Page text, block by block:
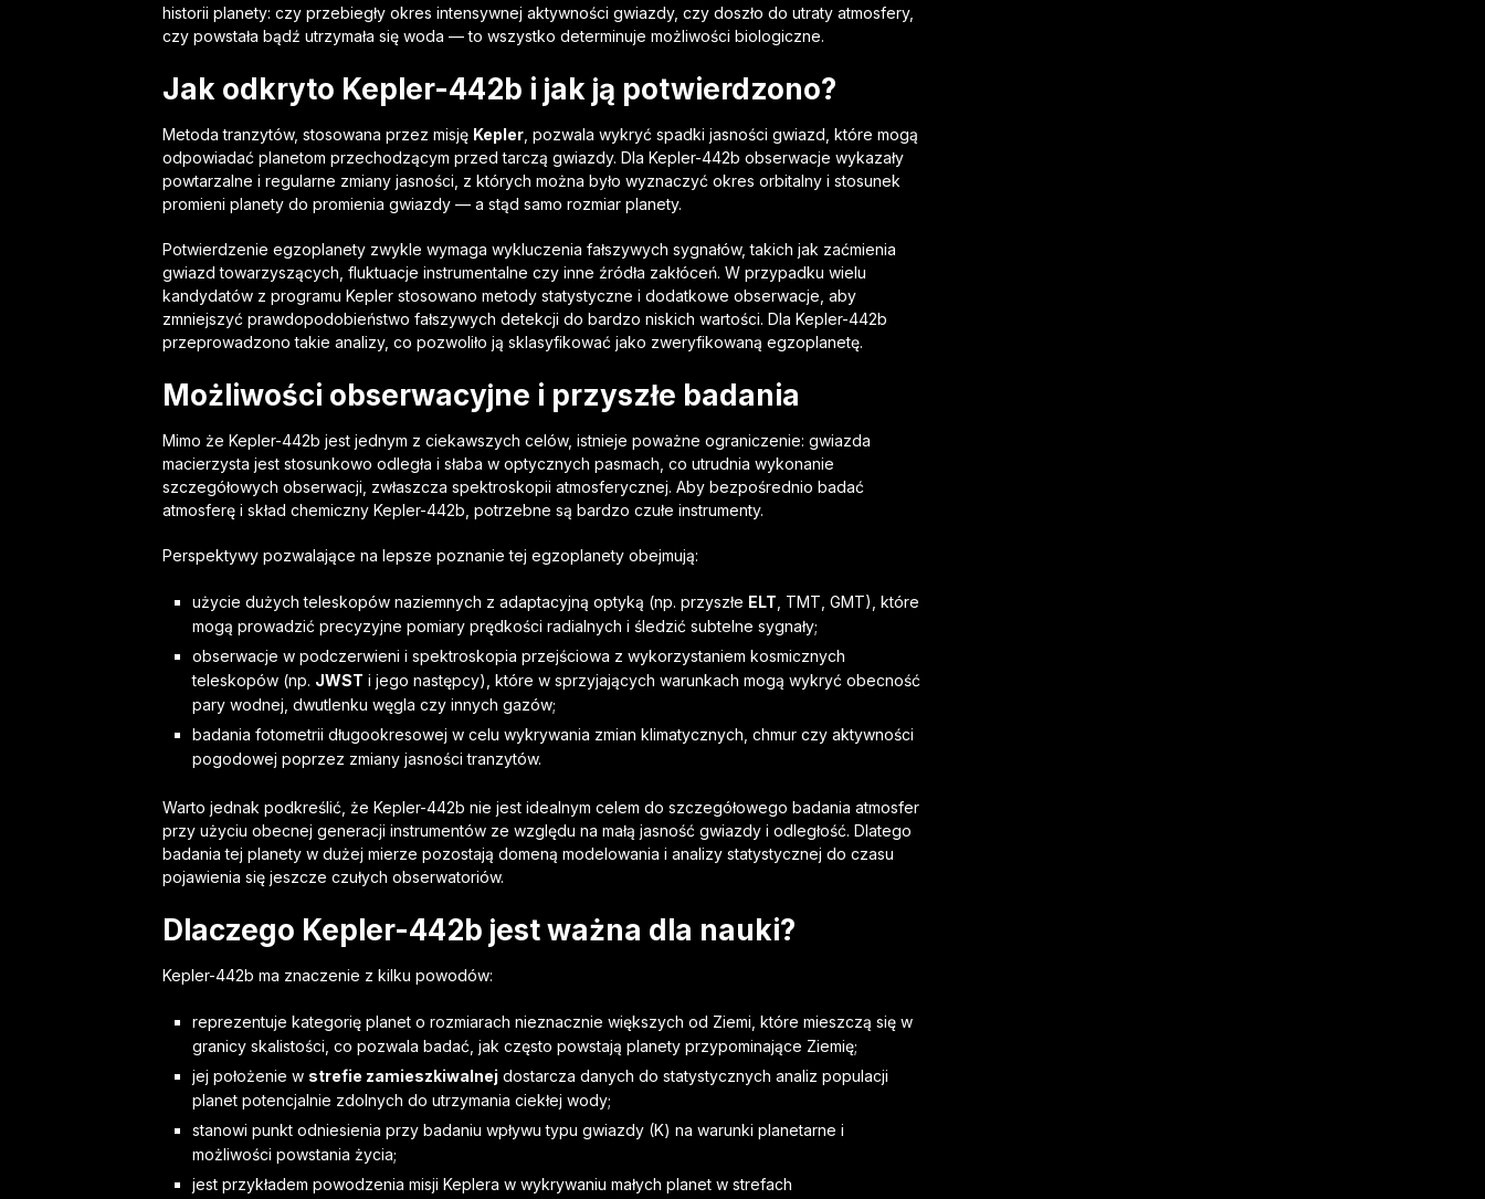
historii planety: czy przebiegły okres intensywnej aktywności gwiazdy, czy doszło do utraty atmosfery,
czy powstała bądź utrzymała się woda — to wszystko determinuje możliwości biologiczne.
Jak odkryto Kepler-442b i jak ją potwierdzono?
Metoda tranzytów, stosowana przez misję Kepler , pozwala wykryć spadki jasności gwiazd, które mogą
odpowiadać planetom przechodzącym przed tarczą gwiazdy. Dla Kepler-442b obserwacje wykazały
powtarzalne i regularne zmiany jasności, z których można było wyznaczyć okres orbitalny i stosunek
promieni planety do promienia gwiazdy — a stąd samo rozmiar planety.
Potwierdzenie egzoplanety zwykle wymaga wykluczenia fałszywych sygnałów, takich jak zaćmienia
gwiazd towarzyszących, fluktuacje instrumentalne czy inne źródła zakłóceń. W przypadku wielu
kandydatów z programu Kepler stosowano metody statystyczne i dodatkowe obserwacje, aby
zmniejszyć prawdopodobieństwo fałszywych detekcji do bardzo niskich wartości. Dla Kepler-442b
przeprowadzono takie analizy, co pozwoliło ją sklasyfikować jako zweryfikowaną egzoplanetę.
Możliwości obserwacyjne i przyszłe badania
Mimo że Kepler-442b jest jednym z ciekawszych celów, istnieje poważne ograniczenie: gwiazda
macierzysta jest stosunkowo odległa i słaba w optycznych pasmach, co utrudnia wykonanie
szczegółowych obserwacji, zwłaszcza spektroskopii atmosferycznej. Aby bezpośrednio badać
atmosferę i skład chemiczny Kepler-442b, potrzebne są bardzo czułe instrumenty.
Perspektywy pozwalające na lepsze poznanie tej egzoplanety obejmują:
użycie dużych teleskopów naziemnych z adaptacyjną optyką (np. przyszłe ELT , TMT, GMT), które
mogą prowadzić precyzyjne pomiary prędkości radialnych i śledzić subtelne sygnały;
obserwacje w podczerwieni i spektroskopia przejściowa z wykorzystaniem kosmicznych
teleskopów (np. JWST i jego następcy), które w sprzyjających warunkach mogą wykryć obecność
pary wodnej, dwutlenku węgla czy innych gazów;
badania fotometrii długookresowej w celu wykrywania zmian klimatycznych, chmur czy aktywności
pogodowej poprzez zmiany jasności tranzytów.
Warto jednak podkreślić, że Kepler-442b nie jest idealnym celem do szczegółowego badania atmosfer
przy użyciu obecnej generacji instrumentów ze względu na małą jasność gwiazdy i odległość. Dlatego
badania tej planety w dużej mierze pozostają domeną modelowania i analizy statystycznej do czasu
pojawienia się jeszcze czułych obserwatoriów.
Dlaczego Kepler-442b jest ważna dla nauki?
Kepler-442b ma znaczenie z kilku powodów:
reprezentuje kategorię planet o rozmiarach nieznacznie większych od Ziemi, które mieszczą się w
granicy skalistości, co pozwala badać, jak często powstają planety przypominające Ziemię;
jej położenie w strefie zamieszkiwalnej dostarcza danych do statystycznych analiz populacji
planet potencjalnie zdolnych do utrzymania ciekłej wody;
stanowi punkt odniesienia przy badaniu wpływu typu gwiazdy (K) na warunki planetarne i
możliwości powstania życia;
jest przykładem powodzenia misji Keplera w wykrywaniu małych planet w strefach